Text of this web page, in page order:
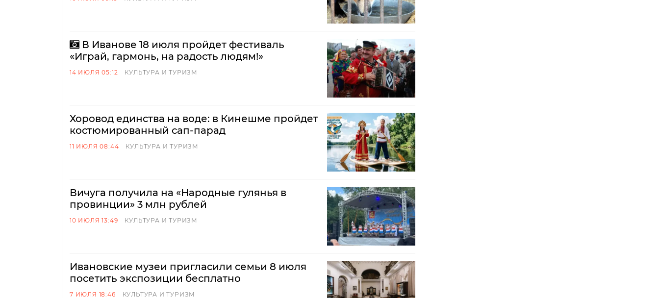
В Иванове 18 июля пройдет фестиваль
«Играй, гармонь, на радость людям!»
14 ИЮЛЯ 05:12 КУЛЬТУРА И ТУРИЗМ
Хоровод единства на воде: в Кинешме пройдет
костюмированный сап-парад
11 ИЮЛЯ 08:44 КУЛЬТУРА И ТУРИЗМ
Вичуга получила на «Народные гулянья в
провинции» 3 млн рублей
10 ИЮЛЯ 13:49 КУЛЬТУРА И ТУРИЗМ
Ивановские музеи пригласили семьи 8 июля
посетить экспозиции бесплатно
7 ИЮЛЯ 18:46 КУЛЬТУРА И ТУРИЗМ